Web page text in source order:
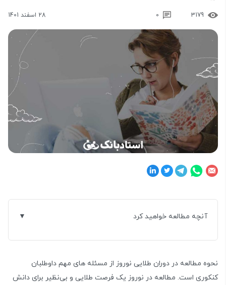
3179
0 28 اسفند 1401
آنچه مطالعه خواهید کرد
نحوه مطالعه در دوران طلایی نوروز از مسئله های مهم داوطلبان
کنکوری است. مطالعه در نوروز یک فرصت طلایی و بی‌نظیر برای دانش